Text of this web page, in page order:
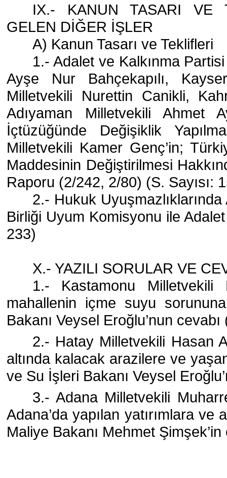
IX.- KANUN TASARI VE
GELEN DİĞER İŞLER
A) Kanun Tasarı ve Teklifleri
1.- Adalet ve Kalkınma
Ayşe Nur Bahçekapılı,
Milletvekili Nurettin Canikli,
Adıyaman Milletvekili Ahmet
İçtüzüğünde Değişiklik
Milletvekili Kamer Genç’in;
Maddesinin Değiştirilmesi
Raporu (2/242, 2/80) (S. Sayısı:
2.- Hukuk
Birliği Uyum Komisyonu ile
233)
X.- YAZILI SORULAR VE
1.- Kastamonu Milletvekili
mahallenin içme suyu
Bakanı Veysel Eroğlu’nun
2.- Hatay Milletvekili Hasan
altında kalacak arazilere ve
ve Su İşleri Bakanı Veysel
3.- Adana Milletvekili
Adana’da yapılan yatırımlara
Maliye Bakanı Mehmet Şimşek’in